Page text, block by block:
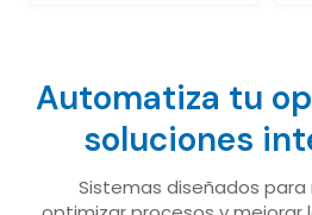
Automatiza tu
soluciones
Sistemas diseñados